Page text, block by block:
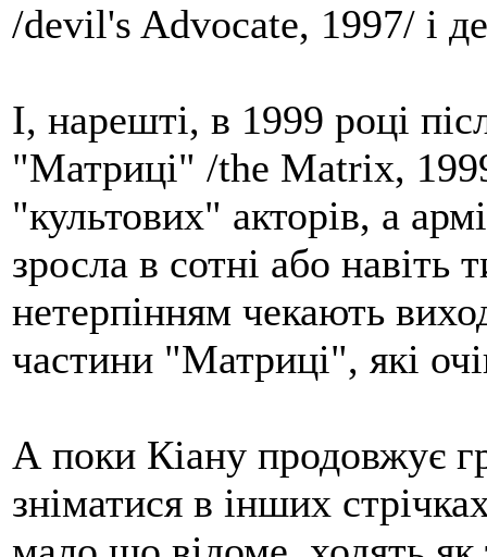
/devil's Advocate, 1997/ і
І, нарешті, в 1999 році
"Матриці" /the Matrix,
"культових" акторів, а
зросла в сотні або навіть
нетерпінням чекають
частини "Матриці", які
А поки Кіану продовжує
зніматися в інших